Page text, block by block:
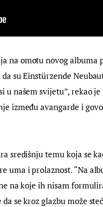
na omotu novog albuma
da su Einstürzende
u našem svijetu”, rekao
između avangarde i
središnju temu koja se
uma i prolaznost. “Na
na koje ih nisam
se kroz glazbu može